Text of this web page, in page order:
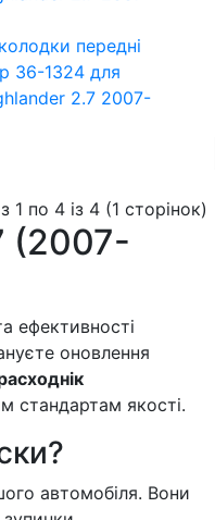
передні
36-1324 для
2.7 2007-
1 по 4 із 4 (1 сторінок)
(2007-
ефективності
оновлення
стандартам якості.
автомобіля. Вони